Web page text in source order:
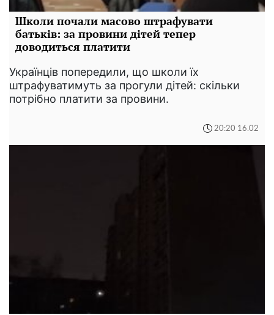
Школи почали масово штрафувати
батьків: за провини дітей тепер
доводиться платити
Українців попередили, що школи їх
штрафуватимуть за прогули дітей: скільки
потрібно платити за провини.
20:20 16.02